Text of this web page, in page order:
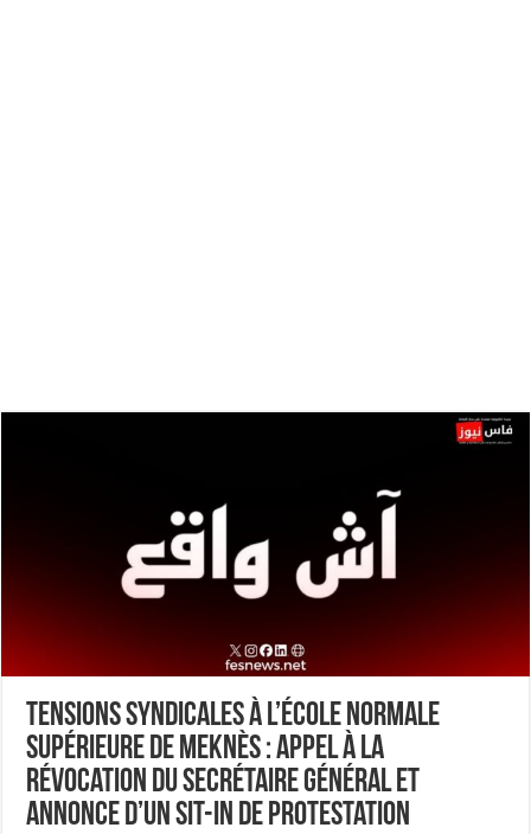
Tensions syndicales à l’École Normale
Supérieure de Meknès : appel à la
révocation du secrétaire général et
annonce d’un sit-in de protestation